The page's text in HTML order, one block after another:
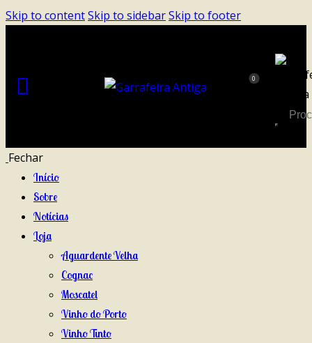
Skip to contentSkip to sidebarSkip to footer
0
Fechar
Início
Sobre
Notícias
Loja
Aguardente Velha
Cognac
Moscatel
Vinho do Porto
Vinho Tinto